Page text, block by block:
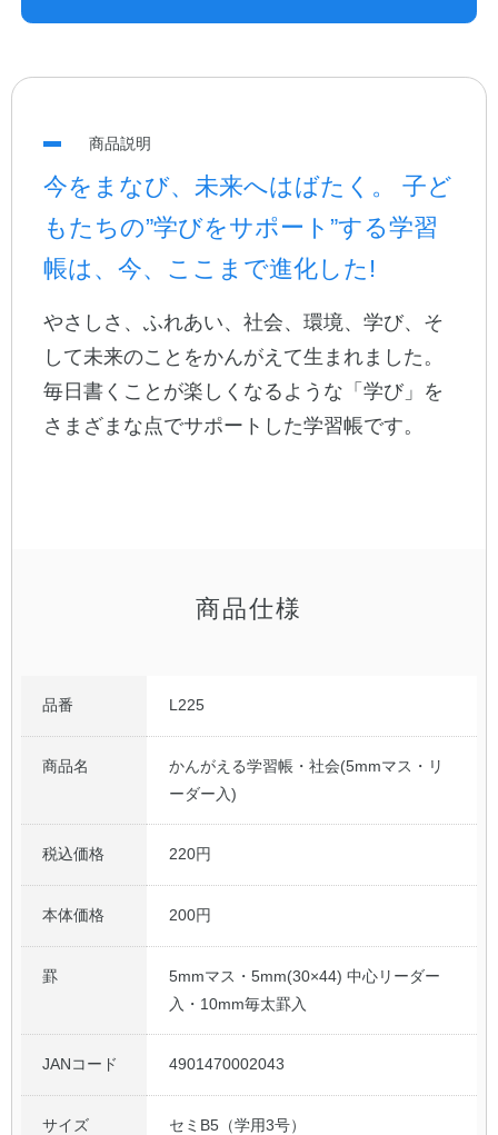
公式アカウント
日本ノート
商品説明
今をまなび、未来へはばたく。 子ど
もたちの”学びをサポート”する学習
帳は、今、ここまで進化した!
やさしさ、ふれあい、社会、環境、学び、そ
して未来のことをかんがえて生まれました。
毎日書くことが楽しくなるような「学び」を
さまざまな点でサポートした学習帳です。
商品仕様
品番 L225
商品名
かんがえる学習帳・社会(5mmマス・リ
ーダー入)
税込価格 220円
本体価格 200円
罫
5mmマス・5mm(30×44) 中心リーダー
入・10mm毎太罫入
JANコード 4901470002043
サイズ セミB5（学用3号）